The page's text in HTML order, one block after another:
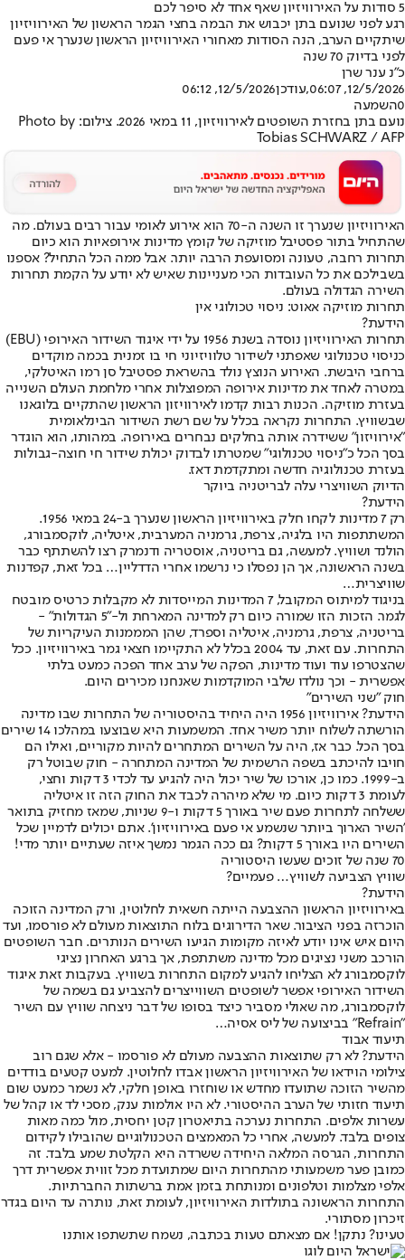
5 סודות על האירוויזיון שאף אחד לא סיפר לכם
רגע לפני שנועם בתן יכבוש את הבמה בחצי הגמר הראשון של האירוויזיון
שיתקיים הערב, הנה הסודות מאחורי האירוויזיון הראשון שנערך אי פעם
לפני בדיוק 70 שנה
כ״נ ענר שרן
12/5/2026, 06:07
,עודכן12/5/2026, 06:12
0השמעה
נועם בתן בחזרת השופטים לאירוויזיון, 11 במאי 2026. צילום: Photo by
Tobias SCHWARZ / AFP
האירוויזיון שנערך זו השנה ה-70 הוא אירוע לאומי עבור רבים בעולם. מה
שהתחיל בתור פסטיבל מוזיקה של קומץ מדינות אירופאיות הוא כיום
תחרות רחבה, טעונה ומסועפת הרבה יותר. אבל ממה הכל התחיל? אספנו
בשבילכם את כל העובדות הכי מעניינות שאיש לא יודע על הקמת תחרות
השירה הגדולה בעולם.
תחרות מוזיקה אאוט: ניסוי טכולוגי אין
הידעת?
תחרות האירוויזיון נוסדה בשנת 1956 על ידי איגוד השידור האירופי (EBU)
כניסוי טכנולוגי שאפתני לשידור טלוויזיוני חי בו זמנית בכמה מוקדים
ברחבי היבשת. האירוע הנוצץ נולד בהשראת פסטיבל סן רמו האיטלקי,
במטרה לאחד את מדינות אירופה המפוצלות אחרי מלחמת העולם השנייה
בעזרת מוזיקה. הכנות רבות קדמו לאירוויזון הראשון שהתקיים בלוגאנו
שבשוויץ. התחרות נקראה בכלל על שם רשת השידור הבינלאומית
"אירוויזון" ששידרה אותה בחלקים נבחרים באירופה. במהותו, הוא הוגדר
בסך הכל כ"ניסוי טכנולוגי" שמטרתו לבדוק יכולת שידור חי חוצה-גבולות
בעזרת טכנולוגיה חדשה ומתקדמת דאז.
הדיוק השוויצרי עלה לבריטניה ביוקר
הידעת?
רק 7 מדינות לקחו חלק באירוויזיון הראשון שנערך ב-24 במאי 1956.
המשתתפות היו בלגיה, צרפת, גרמניה המערבית, איטליה, לוקסמבורג,
הולנד ושוויץ. למעשה, גם בריטניה, אוסטריה ודנמרק רצו להשתתף כבר
בשנה הראשונה, אך הן נפסלו כי נרשמו אחרי הדדליין… בכל זאת, קפדנות
שוויצרית…
בניגוד למיתוס המקובל, 7 המדינות המייסדות לא מקבלות כרטיס מובטח
לגמר. הזכות הזו שמורה כיום רק למדינה המארחת ול-"5 הגדולות" -
בריטניה, צרפת, גרמניה, איטליה וספרד, שהן המממנות העיקריות של
התחרות. עם זאת, עד 2004 בכלל לא התקיימו חצאי גמר באירוויזיון. ככל
שהצטרפו עוד ועוד מדינות, הפקה של ערב אחד הפכה כמעט בלתי
אפשרית - וכך נולדו שלבי המוקדמות שאנחנו מכירים היום.
חוק "שני השירים"
הידעת? אירוויזיון 1956 היה היחיד בהיסטוריה של התחרות שבו מדינה
הורשתה לשלוח יותר משיר אחד. המשמעות היא שבוצעו במהלכו 14 שירים
בסך הכל. כבר אז, היה על השירים המתחרים להיות מקוריים, ואילו הם
חויבו להיכתב בשפה הרשמית של המדינה המתחרה - חוק שבוטל רק
ב-1999. כמו כן, אורכו של שיר יכול היה להגיע עד לכדי 3 דקות וחצי,
לעומת 3 דקות כיום. מי שלא מיהרה לכבד את החוק הזה זו איטליה
ששלחה לתחרות פעם שיר באורך 5 דקות ו-9 שניות, שמאז מחזיק בתואר
'השיר הארוך ביותר שנשמע אי פעם באירוויזיון'. אתם יכולים לדמיין שכל
השירים היו באורך 5 דקות? גם ככה הגמר נמשך איזה שעתיים יותר מדי!
70 שנה של זוכים שעשו היסטוריה
שוויץ הצביעה לשוויץ… פעמיים?
הידעת?
באירוויזיון הראשון ההצבעה הייתה חשאית לחלוטין, ורק המדינה הזוכה
הוכרזה בפני הציבור. שאר הדירוגים בלוח התוצאות מעולם לא פורסמו, ועד
היום איש אינו יודע לאיזה מקומות הגיעו השירים הנותרים. חבר השופטים
הורכב משני נציגים מכל מדינה משתתפת, אך ברגע האחרון נציגי
לוקסמבורג לא הצליחו להגיע למקום התחרות בשוויץ. בעקבות זאת איגוד
השידור האירופי אפשר לשופטים השווייצרים להצביע גם בשמה של
לוקסמבורג, מה שאולי מסביר כיצד בסופו של דבר ניצחה שוויץ עם השיר
"Refrain" בביצועה של ליס אסיה…
תיעוד אבוד
הידעת? לא רק שתוצאות ההצבעה מעולם לא פורסמו - אלא שגם רוב
צילומי הוידאו של האירוויזיון הראשון אבדו לחלוטין. למעט קטעים בודדים
מהשיר הזוכה שתועדו מחדש או שוחזרו באופן חלקי, לא נשמר כמעט שום
תיעוד חזותי של הערב ההיסטורי. לא היו אולמות ענק, מסכי לד או קהל של
עשרות אלפים. התחרות נערכה בתיאטרון קטן יחסית, מול כמה מאות
צופים בלבד. למעשה, אחרי כל המאמצים הטכנולוגיים שהובילו לקידום
התחרות, הגרסה המלאה היחידה ששרדה היא הקלטת שמע בלבד. זה
כמובן פער משמעותי מהתחרות היום שמתועדת מכל זווית אפשרית דרך
אלפי מצלמות וטלפונים ומנותחת בזמן אמת ברשתות החברתיות.
התחרות הראשונה בתולדות האירוויזיון, לעומת זאת, נותרה עד היום בגדר
זיכרון מסתורי.
טעינו? נתקן! אם מצאתם טעות בכתבה, נשמח שתשתפו אותנו